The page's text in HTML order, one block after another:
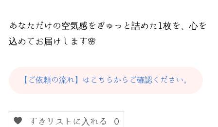
あなただけの空気感をぎゅっと詰めた1枚を、心を
込めてお届けします🌸
【ご依頼の流れ】はこちらからご確認ください。
すきリストに入れる 0